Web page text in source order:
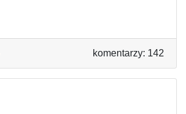
komentarzy: 142